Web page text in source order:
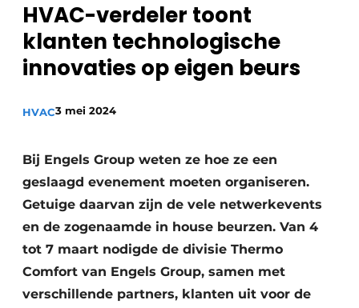
Vacature aanmelden
Vacatures
Video’s
Sanitair
Ventilatie
Warmtepompen
HVAC-verdeler toont
klanten technologische
innovaties op eigen beurs
HVAC3 mei 2024
Bij Engels Group weten ze hoe ze een
geslaagd evenement moeten organiseren.
Getuige daarvan zijn de vele netwerkevents
en de zogenaamde in house beurzen. Van 4
tot 7 maart nodigde de divisie Thermo
Comfort van Engels Group, samen met
verschillende partners, klanten uit voor de